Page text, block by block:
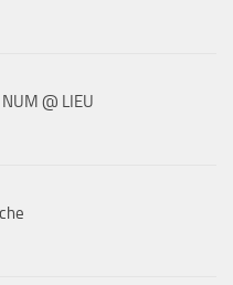
@ LIEU